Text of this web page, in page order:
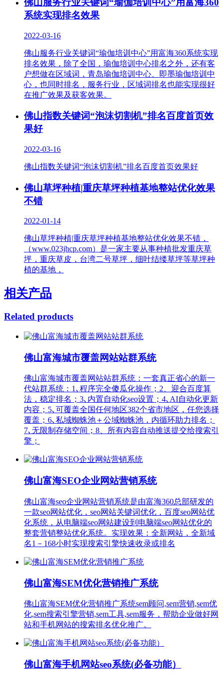
佛山服务行业关键词“瑜伽培训中心”用富海360
系统实现排名效果
2022-03-16
佛山服务行业关键词“瑜伽培训中心”用富海360系统实现
排名效果，除了全国，瑜伽培训中心排名之外，还有客
户想做在区域词，青岛瑜伽培训中心、​即墨瑜伽培训中
心，​也同时排名，服务行业，区域词排名也能实现很好
在推广效果及获客效果。
佛山指数关键词“泡沫切割机”排名百度首页效
果好
2022-03-16
佛山指数关键词“泡沫切割机”排名百度首页效果好
佛山草坪种植|重庆草坪种植基地整站优化效果
不错
2022-01-14
佛山草坪种植|重庆草坪种植基地整站优化效果不错，
（www.023jhcp.com）是一家主要从事种植批发重庆草
坪，重庆草皮，台湾二号草坪，细叶结缕草坪等草坪种
植的基地，
相关产品
Related products
佛山富海城市覆盖网站站群系统
佛山富海城市覆盖网站站群系统：一套真正省心的新一
代站群系统：1､程序完全傻瓜化操作；2、迎合百度算
法，稳定排名；3､内置自动化seo设置；4､AI自动化更新
内容；5､可覆盖全国任何地区382个省市地区，任您选择
覆盖；6､私域蜘蛛池＋公域蜘蛛池，内循环助力排名；
7､无限制存储空间；8、所有内容自动推送提交给搜索引
擎；
佛山富海SEO企业网站营销系统
佛山富海seo企业网站营销系统是由富海360总部研发的
一款seo网站优化，seo网站关键词优化，百度seo网站优
化系统，从电脑端seo网站建设到电脑端seo网站优化的
整套营销整站优化系统。实现效果：全新网站，全新域
名1－168小时实现搜索引擎快速收录或排名
佛山富海SEM优化营销推广系统
佛山富海SEM优化营销推广系统sem顾问,sem营销,sem优
化,sem搜索引擎营销,sem工具,sem服务，帮助企业做好网
站和手机网站的搜索排名优化推广。
佛山富海手机网站seo系统(必备功能）